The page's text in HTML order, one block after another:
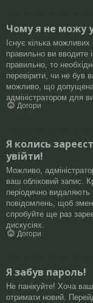
Чому я не можу
Існує кілька
правильно ви вводите
правильно, то
перевірити, чи не був
можливо, що допущена
адміністратором для
Догори
Я колись
увійти!
Можливо,
ваш обліковий запис.
періодично видаляють
повідомлень, щоб
спробуйте ще раз
дискусіях.
Догори
Я забув пароль!
Не панікуйте! Хоча
отримати новий.